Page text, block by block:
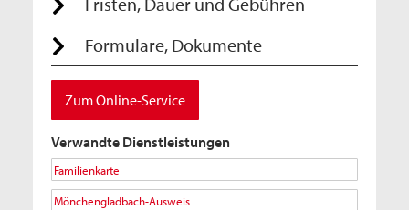
Formulare, Dokumente
Zum Online-Service
Verwandte Dienstleistungen
Familienkarte
Mönchengladbach-Ausweis